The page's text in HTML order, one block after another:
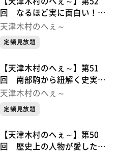
回 なるほど実に面白い！
南部駒シリーズ⑥
天津木村のへぇ～
定額見放題
【天津木村のへぇ～】第51
回 南部駒から紐解く史実
南部駒シリーズ⑤
天津木村のへぇ～
定額見放題
【天津木村のへぇ～】第50
回 歴史上の人物が愛した馬